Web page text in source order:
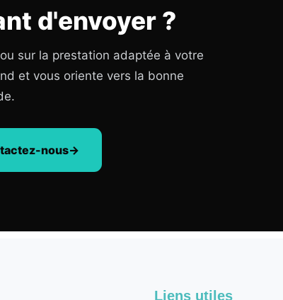
d'envoyer ?
sur la prestation adaptée à votre
et vous oriente vers la bonne
nous
Liens utiles